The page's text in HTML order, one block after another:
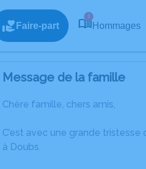
Faire-part
1
Hommages
Message de la famille
Chère famille, chers amis,
C’est avec une grande
à Doubs.